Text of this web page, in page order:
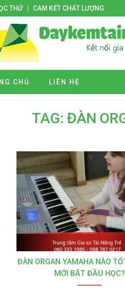
THỬ CAM KẾT CHẤT LƯỢNG
CHỦ LIÊN HỆ
TAG: ĐÀN
ĐÀN ORGAN YAMAHA NÀO
MỚI BẮT ĐẦU HỌC?